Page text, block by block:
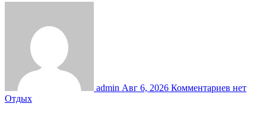
admin Авг 6, 2026 Комментариев нет
Отдых